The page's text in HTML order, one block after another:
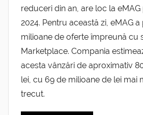
reduceri din an, are loc la
2024. Pentru această zi, eMAG
milioane de oferte împreună cu
Marketplace. Compania
acesta vânzări de aproximativ
lei, cu 69 de milioane de lei mai
trecut.